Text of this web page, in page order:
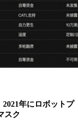
年にロボットプ
スク